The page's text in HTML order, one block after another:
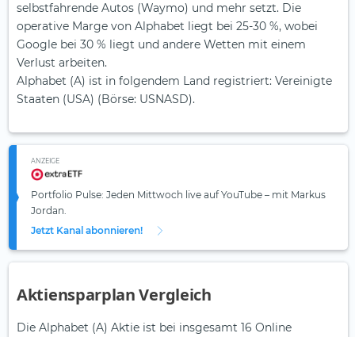
selbstfahrende Autos (Waymo) und mehr setzt. Die
operative Marge von Alphabet liegt bei 25-30 %, wobei
Google bei 30 % liegt und andere Wetten mit einem
Verlust arbeiten.
Alphabet (A) ist in folgendem Land registriert: Vereinigte
Staaten (USA) (Börse: USNASD).
ANZEIGE
Portfolio Pulse: Jeden Mittwoch live auf YouTube – mit Markus
Jordan.
Jetzt Kanal abonnieren!
Aktiensparplan Vergleich
Die Alphabet (A) Aktie ist bei insgesamt 16 Online